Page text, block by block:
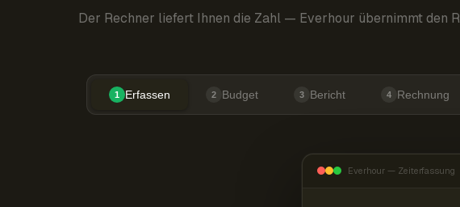
Der Rechner liefert Ihnen die Zahl — Everhour übernimmt den
1 Erfassen 2 Budget 3 Bericht 4 Rechnung
Everhour — Zeiterfassung